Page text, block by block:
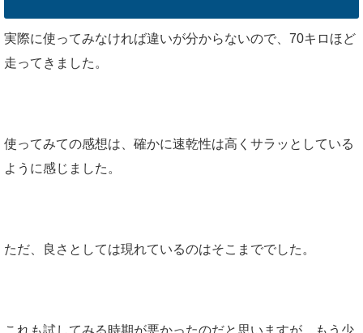
実際に使ってみなければ違いが分からないので、70キロほど
走ってきました。
使ってみての感想は、確かに速乾性は高くサラッとしている
ように感じました。
ただ、良さとしては現れているのはそこまででした。